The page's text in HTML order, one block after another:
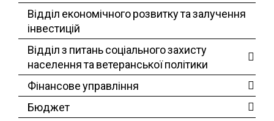
Відділ економічного розвитку та залучення
інвестицій
Відділ з питань соціального захисту
населення та ветеранської політики
Фінансове управління
Бюджет